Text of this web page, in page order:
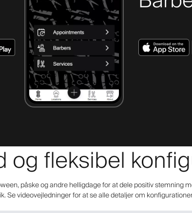
og fleksibel
påske og andre helligdage for at dele positiv stemning
Se videovejledninger for at se alle detaljer om